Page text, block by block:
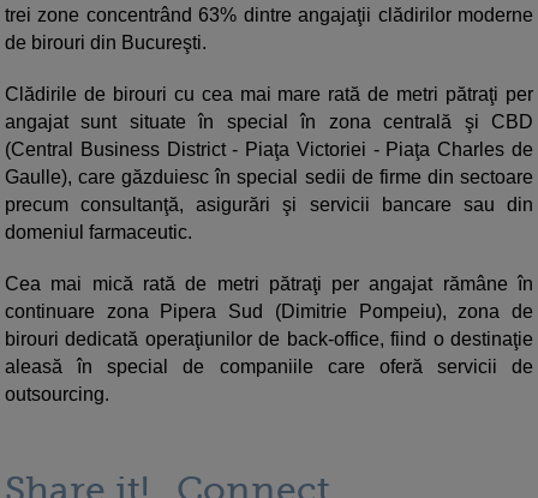
trei zone concentrând 63% dintre angajaţii clădirilor moderne
de birouri din Bucureşti.
Clădirile de birouri cu cea mai mare rată de metri pătraţi per
angajat sunt situate în special în zona centrală şi CBD
(Central Business District - Piaţa Victoriei - Piaţa Charles de
Gaulle), care găzduiesc în special sedii de firme din sectoare
precum consultanţă, asigurări şi servicii bancare sau din
domeniul farmaceutic.
Cea mai mică rată de metri pătraţi per angajat rămâne în
continuare zona Pipera Sud (Dimitrie Pompeiu), zona de
birouri dedicată operaţiunilor de back-office, fiind o destinaţie
aleasă în special de companiile care oferă servicii de
outsourcing.